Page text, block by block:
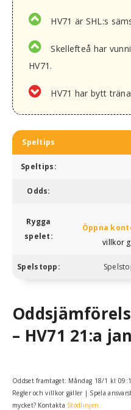
HV71 är SHL:s
Skellefteå har
HV71.
HV71 har bytt
Speltips
Speltips:
Odds:
Rygga
spelet:
Öppna
villkor
Spelstopp:
– HV71 21:a
Oddset framtaget: Måndag 18/1 kl
Regler och villkor gäller | Spela
mycket? Kontakta Stödlinjen.